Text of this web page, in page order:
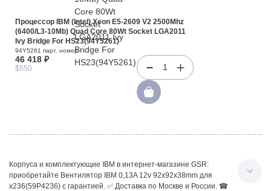
Процессор IBM (Intel) Xeon E5-2609 V2 2500Mhz
(6400/L3-10Mb) Quad Core 80Wt Socket LGA2011
Ivy Bridge For HS23(94Y5261)
94Y5261 парт. номер
46 418 ₽
$550 1
Корпуса и комплектующие IBM в интернет-магазине GSR:
приобретайте Вентилятор IBM 0,13A 12v 92x92x38mm для
x236(59P4236) с гарантией. ✅ Доставка по Москве и России. ☎